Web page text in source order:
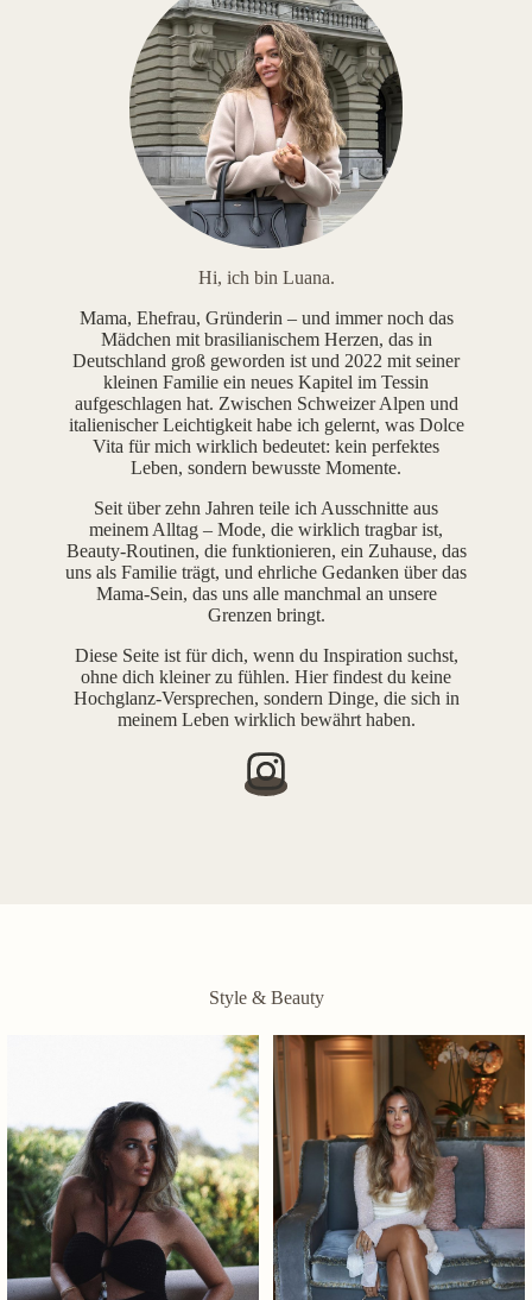
Hi, ich bin Luana.
Mama, Ehefrau, Gründerin – und immer noch das
Mädchen mit brasilianischem Herzen, das in
Deutschland groß geworden ist und 2022 mit seiner
kleinen Familie ein neues Kapitel im Tessin
aufgeschlagen hat. Zwischen Schweizer Alpen und
italienischer Leichtigkeit habe ich gelernt, was Dolce
Vita für mich wirklich bedeutet: kein perfektes
Leben, sondern bewusste Momente.
Seit über zehn Jahren teile ich Ausschnitte aus
meinem Alltag – Mode, die wirklich tragbar ist,
Beauty-Routinen, die funktionieren, ein Zuhause, das
uns als Familie trägt, und ehrliche Gedanken über das
Mama-Sein, das uns alle manchmal an unsere
Grenzen bringt.
Diese Seite ist für dich, wenn du Inspiration suchst,
ohne dich kleiner zu fühlen. Hier findest du keine
Hochglanz-Versprechen, sondern Dinge, die sich in
meinem Leben wirklich bewährt haben.
Style & Beauty